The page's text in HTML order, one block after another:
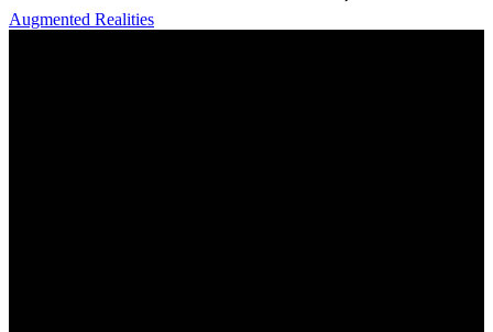
Augmented Realities